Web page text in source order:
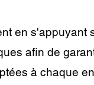
en s'appuyant
afin de
à chaque